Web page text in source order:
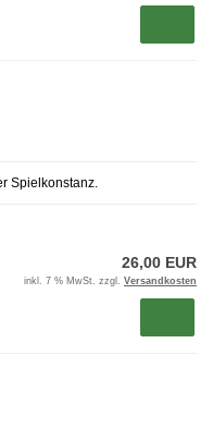
Spielkonstanz.
26,00 EUR
inkl. 7 % MwSt. zzgl. Versandkosten